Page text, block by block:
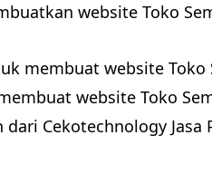
website Toko
membuat website Toko
website Toko
Cekotechnology Jasa